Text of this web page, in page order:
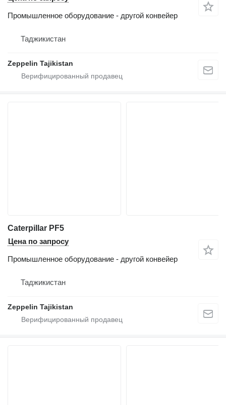
Промышленное оборудование - другой конвейер
Таджикистан
Zeppelin Tajikistan
Caterpillar PF5
Цена по запросу
Промышленное оборудование - другой конвейер
Таджикистан
Zeppelin Tajikistan